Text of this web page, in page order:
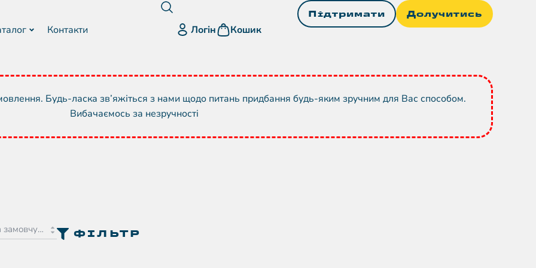
Контакти Логін Кошик
Підтримати Долучитись
Будь-ласка зв’яжіться з нами щодо питань придбання будь-яким зручним для Вас способом.
Вибачаємось за незручності
ФІЛЬТР